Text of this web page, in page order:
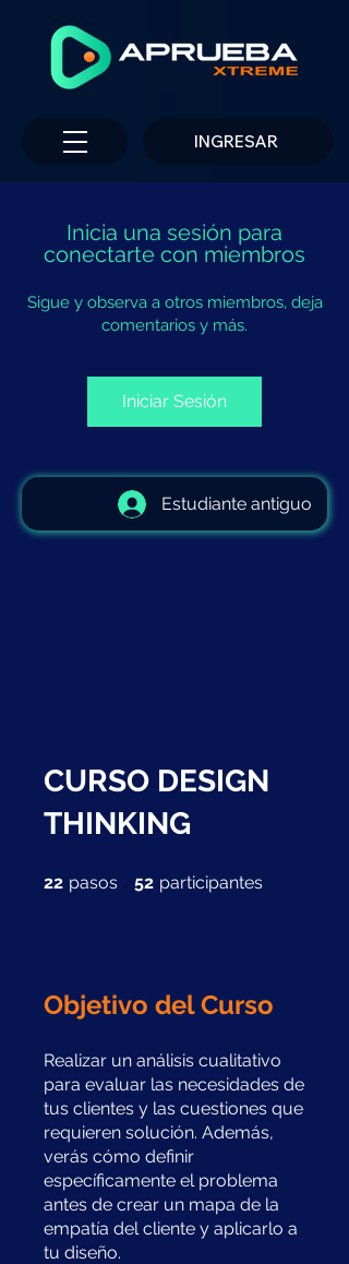
INGRESAR
Inicia una sesión para
conectarte con miembros
Sigue y observa a otros miembros, deja
comentarios y más.
Iniciar Sesión
Estudiante antiguo
CURSO DESIGN
THINKING
22 pasos 22 pasos
52 participantes
Objetivo del Curso
Realizar un análisis cualitativo
para evaluar las necesidades de
tus clientes y las cuestiones que
requieren solución. Además,
verás cómo definir
específicamente el problema
antes de crear un mapa de la
empatía del cliente y aplicarlo a
tu diseño.